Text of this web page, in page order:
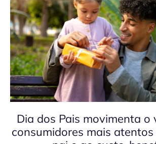
Dia dos Pais movimenta o
consumidores mais